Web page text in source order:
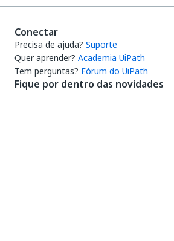
Conectar
Precisa de ajuda? Suporte
Quer aprender? Academia UiPath
Tem perguntas? Fórum do UiPath
Fique por dentro das novidades